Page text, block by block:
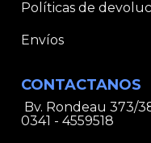
Políticas de
Envíos
CONTACTANOS
Bv. Rondeau 373/
0341 - 4559518